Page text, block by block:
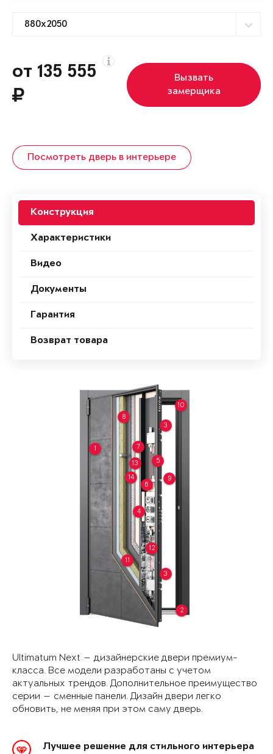
от 135 555
Вызвать
замерщика
Посмотреть дверь в интерьере
Конструкция
Характеристики
Видео
Документы
Гарантия
Возврат товара
1
2
3
3
4
5
6
7
8
9
10
11
12
13
14
Ultimatum Next — дизайнерские двери премиум-
класса. Все модели разработаны с учетом
актуальных трендов. Дополнительное преимущество
серии — сменные панели. Дизайн двери легко
обновить, не меняя при этом саму дверь.
Лучшее решение для стильного интерьера